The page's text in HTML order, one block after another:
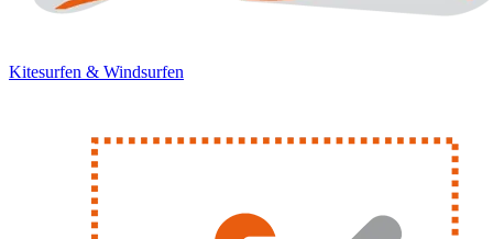
Kitesurfen & Windsurfen